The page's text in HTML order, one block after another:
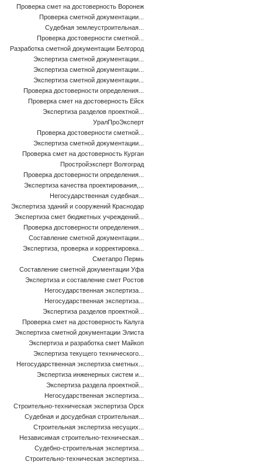
Проверка смет на достоверность Воронеж
Проверка сметной документации...
Судебная землеустроительная...
Проверка достоверности сметной...
Разработка сметной документации Белгород
Экспертиза сметной документации...
Экспертиза сметной документации...
Экспертиза сметной документации...
Проверка достоверности определения...
Проверка смет на достоверность Ейск
Экспертиза разделов проектной...
УралПроЭксперт
Проверка достоверности сметной...
Экспертиза сметной документации...
Проверка смет на достоверность Курган
Простройэксперт Волгоград
Проверка достоверности определения...
Экспертиза качества проектирования,...
Негосударственная судебная...
Экспертиза зданий и сооружений Краснодар
Экспертиза смет бюджетных учреждений...
Проверка достоверности определения...
Составление сметной документации...
Экспертиза, проверка и корректировка...
Сметапро Пермь
Составление сметной документации Уфа
Экспертиза и составление смет Ростов
Негосударственная экспертиза...
Негосударственная экспертиза...
Экспертиза разделов проектной...
Проверка смет на достоверность Калуга
Экспертиза сметной документации Элиста
Экспертиза и разработка смет Майкоп
Экспертиза текущего технического...
Негосударственная экспертиза сметных...
Экспертиза инженерных систем и...
Экспертиза раздела проектной...
Негосударственная экспертиза...
Строительно-техническая экспертиза Орск
Судебная и досудебная строительная...
Строительная экспертиза несущих...
Независимая строительно-техническая...
Судебно-строительная экспертиза...
Строительно-техническая экспертиза...